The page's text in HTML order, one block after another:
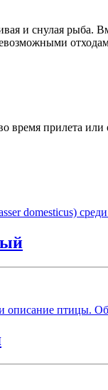
и снулая рыба.
время прилета или